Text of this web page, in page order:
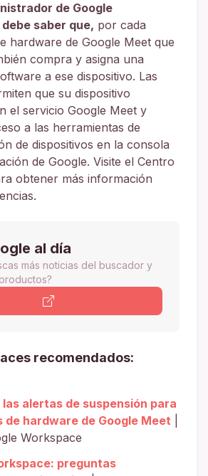
de Google
saber que, por cada
hardware de Google Meet que
compra y asigna una
a ese dispositivo. Las
que su dispositivo
el servicio Google Meet y
a las herramientas de
de dispositivos en la consola
de Google. Visite el Centro
obtener más información
al día
más noticias del buscador y
recomendados:
las alertas de suspensión para
de hardware de Google Meet
Workspace
preguntas